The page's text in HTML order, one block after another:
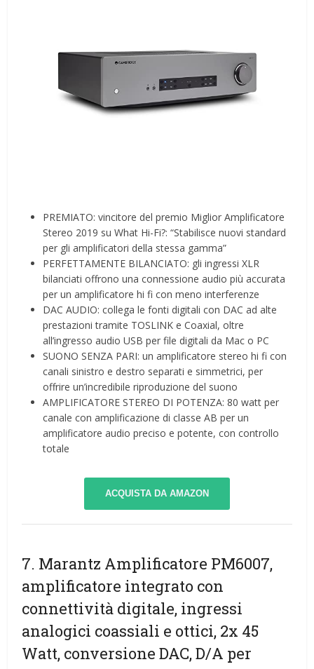
PREMIATO: vincitore del premio Miglior Amplificatore
Stereo 2019 su What Hi-Fi?: “Stabilisce nuovi standard
per gli amplificatori della stessa gamma”
PERFETTAMENTE BILANCIATO: gli ingressi XLR
bilanciati offrono una connessione audio più accurata
per un amplificatore hi fi con meno interferenze
DAC AUDIO: collega le fonti digitali con DAC ad alte
prestazioni tramite TOSLINK e Coaxial, oltre
all’ingresso audio USB per file digitali da Mac o PC
SUONO SENZA PARI: un amplificatore stereo hi fi con
canali sinistro e destro separati e simmetrici, per
offrire un’incredibile riproduzione del suono
AMPLIFICATORE STEREO DI POTENZA: 80 watt per
canale con amplificazione di classe AB per un
amplificatore audio preciso e potente, con controllo
totale
ACQUISTA DA AMAZON
7. Marantz Amplificatore PM6007,
amplificatore integrato con
connettività digitale, ingressi
analogici coassiali e ottici, 2x 45
Watt, conversione DAC, D/A per